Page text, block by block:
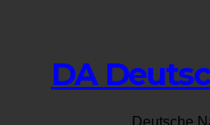
DA
Deutsche